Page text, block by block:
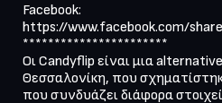
Facebook:
https://www.facebook.com/
***********************
Οι Candyflip είναι μια
Θεσσαλονίκη, που
που συνδυάζει διάφορα